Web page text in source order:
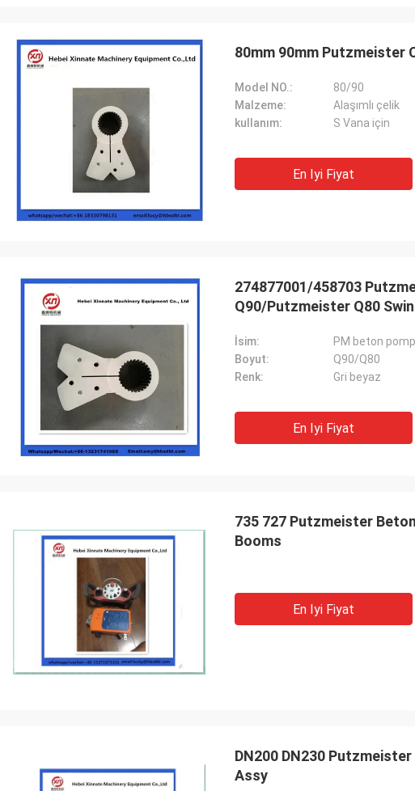
80mm 90mm Putzmeister
Model NO.:
80/90
Malzeme:
Alaşımlı çelik
kullanım:
S Vana için
En Iyi Fiyat
274877001/458703
Q90/Putzmeister Q80
İsim:
PM beton
Boyut:
Q90/Q80
Renk:
Gri beyaz
En Iyi Fiyat
735 727 Putzmeister
Booms
En Iyi Fiyat
DN200 DN230
Assy